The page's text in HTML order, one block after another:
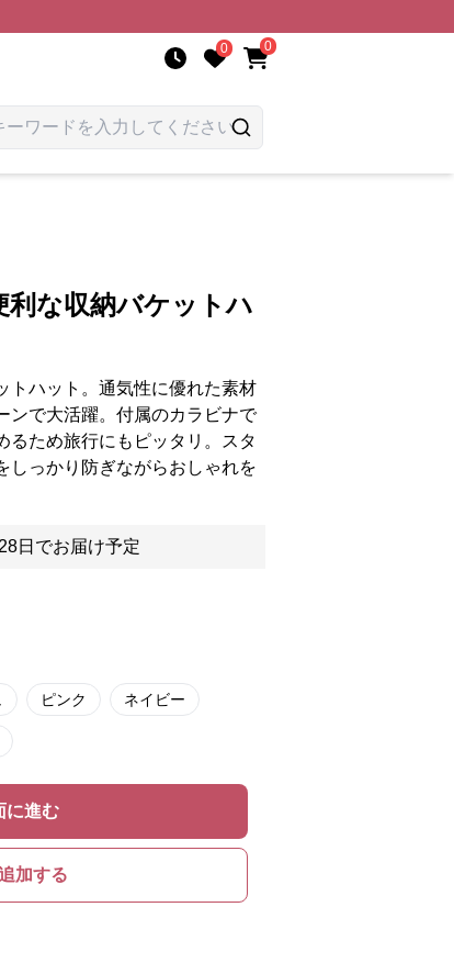
0 0
な収納バケットハ
トハット。通気性に優れた素材
ンで大活躍。付属のカラビナで
るため旅行にもピッタリ。スタ
しっかり防ぎながらおしゃれを
日でお届け予定
ピンク ネイビー
に進む
加する